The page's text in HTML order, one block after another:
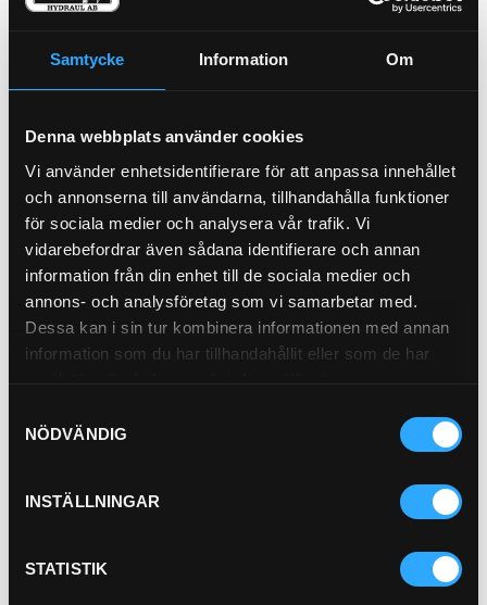
Samtycke Information Om
Denna webbplats använder cookies
Vi använder enhetsidentifierare för att anpassa innehållet
och annonserna till användarna, tillhandahålla funktioner
för sociala medier och analysera vår trafik. Vi
vidarebefordrar även sådana identifierare och annan
information från din enhet till de sociala medier och
annons- och analysföretag som vi samarbetar med.
Dessa kan i sin tur kombinera informationen med annan
information som du har tillhandahållit eller som de har
NÖDVÄNDIG
INSTÄLLNINGAR
STATISTIK
Hyttfilter
Luftfilter Primär (Y)
Pris exkl. 793.00
Pris exkl. 536.00